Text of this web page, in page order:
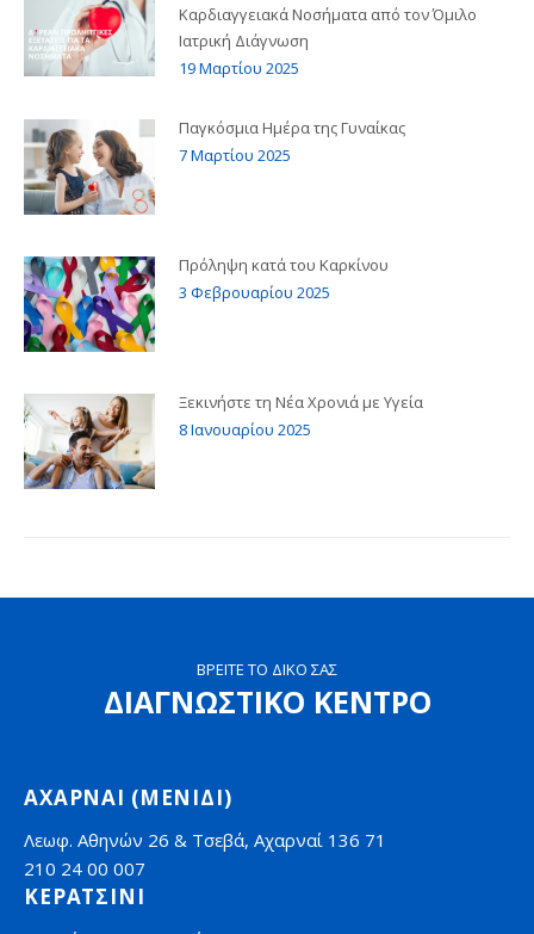
Καρδιαγγειακά Νοσήματα από τον Όμιλο
Ιατρική Διάγνωση
19 Μαρτίου 2025
Παγκόσμια Ημέρα της Γυναίκας
7 Μαρτίου 2025
Πρόληψη κατά του Καρκίνου
3 Φεβρουαρίου 2025
Ξεκινήστε τη Νέα Χρονιά με Υγεία
8 Ιανουαρίου 2025
ΒΡΕΙΤΕ ΤΟ ΔΙΚΟ ΣΑΣ
ΔΙΑΓΝΩΣΤΙΚΟ ΚΕΝΤΡΟ
ΑΧΑΡΝΑΙ (ΜΕΝΙΔΙ)
Λεωφ. Αθηνών 26 & Τσεβά, Αχαρναί 136 71
210 24 00 007
ΚΕΡΑΤΣΙΝΙ